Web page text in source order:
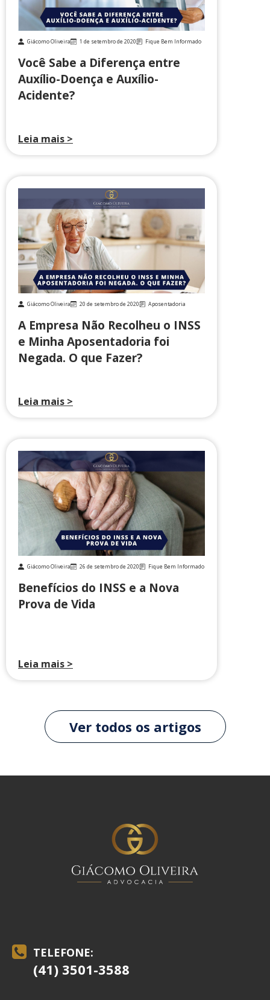
Giácomo Oliveira 1 de setembro de 2020 Fique Bem Informado
Você Sabe a Diferença entre
Auxílio-Doença e Auxílio-
Acidente?
Leia mais >
Giácomo Oliveira 20 de setembro de 2020 Aposentadoria
A Empresa Não Recolheu o INSS
e Minha Aposentadoria foi
Negada. O que Fazer?
Leia mais >
Giácomo Oliveira 26 de setembro de 2020 Fique Bem Informado
Benefícios do INSS e a Nova
Prova de Vida
Leia mais >
Ver todos os artigos
TELEFONE:
(41) 3501-3588